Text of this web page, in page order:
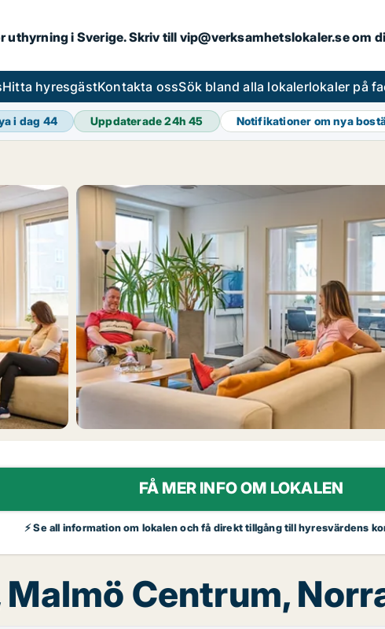
uthyrning i Sverige. Skriv till vip@verksamhetslokaler.se om
Hitta hyresgästKontakta ossSök bland alla lokalerlokaler på
i dag 44 Uppdaterade 24h45 Notifikationer om nya
FÅ MER INFO OM LOKALEN
⚡ Se all information om lokalen och få direkt tillgång till hyresvärdens
Centrum,